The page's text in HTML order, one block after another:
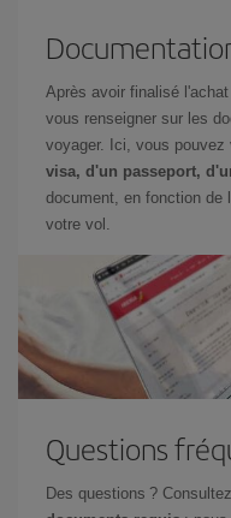
Après avoir finalisé
vous renseigner sur les
voyager. Ici, vous
visa, d'un passeport,
document, en fonction de
votre vol.
Questions
Des questions ?